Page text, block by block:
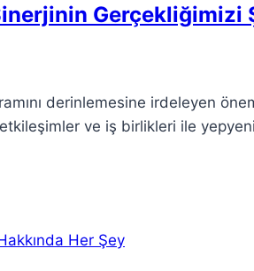
Gerçekliğimizi
derinlemesine irdeleyen
ve iş birlikleri ile